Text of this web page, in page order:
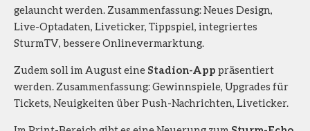
gelauncht werden. Zusammenfassung: Neues Design,
Live-Optadaten, Liveticker, Tippspiel, integriertes
SturmTV, bessere Onlinevermarktung.
Zudem soll im August eine Stadion-App präsentiert
werden. Zusammenfassung: Gewinnspiele, Upgrades für
Tickets, Neuigkeiten über Push-Nachrichten, Liveticker.